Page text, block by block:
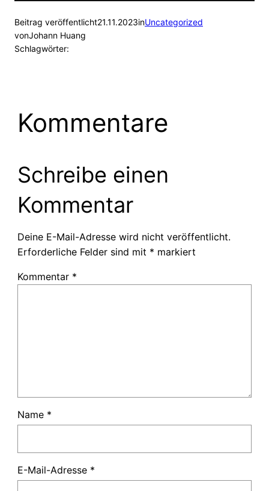
Beitrag veröffentlicht21.11.2023inUncategorized
vonJohann Huang
Schlagwörter:
Kommentare
Schreibe einen
Kommentar
Deine E-Mail-Adresse wird nicht veröffentlicht.
Erforderliche Felder sind mit * markiert
Kommentar *
Name *
E-Mail-Adresse *